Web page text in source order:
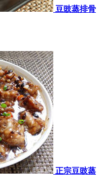
豆豉蒸排骨
正宗豆豉蒸